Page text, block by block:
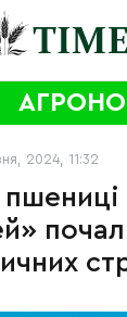
2024, 11:32